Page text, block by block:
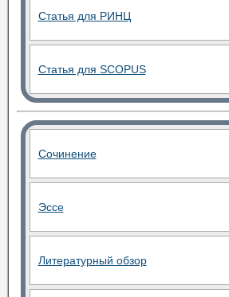
Статья для РИНЦ
Статья для SCOPUS
Сочинение
Эссе
Литературный обзор